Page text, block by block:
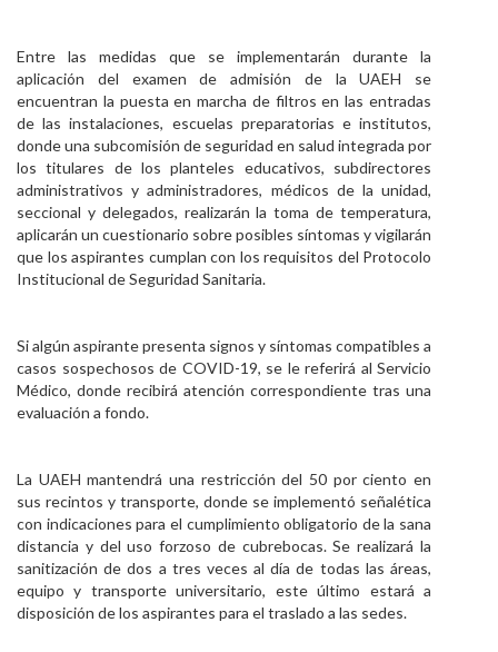
Entre las medidas que se implementarán durante la
aplicación del examen de admisión de la UAEH se
encuentran la puesta en marcha de filtros en las entradas
de las instalaciones, escuelas preparatorias e institutos,
donde una subcomisión de seguridad en salud integrada por
los titulares de los planteles educativos, subdirectores
administrativos y administradores, médicos de la unidad,
seccional y delegados, realizarán la toma de temperatura,
aplicarán un cuestionario sobre posibles síntomas y vigilarán
que los aspirantes cumplan con los requisitos del Protocolo
Institucional de Seguridad Sanitaria.
Si algún aspirante presenta signos y síntomas compatibles a
casos sospechosos de COVID-19, se le referirá al Servicio
Médico, donde recibirá atención correspondiente tras una
evaluación a fondo.
La UAEH mantendrá una restricción del 50 por ciento en
sus recintos y transporte, donde se implementó señalética
con indicaciones para el cumplimiento obligatorio de la sana
distancia y del uso forzoso de cubrebocas. Se realizará la
sanitización de dos a tres veces al día de todas las áreas,
equipo y transporte universitario, este último estará a
disposición de los aspirantes para el traslado a las sedes.